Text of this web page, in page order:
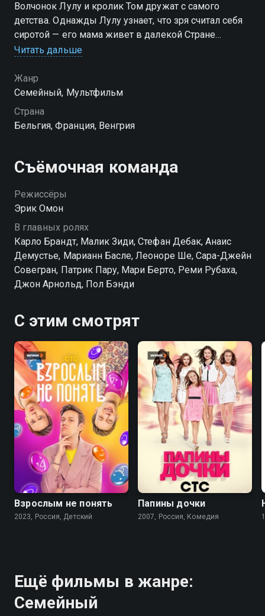
Волчонок Лулу и кролик Том дружат с самого
детства. Однажды Лулу узнает, что зря считал себя
сиротой — его мама живет в далекой Стране
волков. Друзья отправляются в путь, где их ждет
дружбу, несмотря на трудности, найти маму Лулу и
приоткрыть завесу тайны его рождения?
Читать дальше
Жанр
Семейный, Мультфильм
Страна
Бельгия, Франция, Венгрия
Съёмочная команда
Режиссёры
Эрик Омон
В главных ролях
Карло Брандт, Малик Зиди, Стефан Дебак, Анаис
Демустье, Марианн Басле, Леоноре Ше, Сара-Джейн
Совегран, Патрик Пару, Мари Берто, Реми Рубаха,
Джон Арнольд, Пол Бэнди
С этим смотрят
8.1
Взрослым не понять
2023, Россия, Детский
5.9 4.9
Папины дочки
2007, Россия, Комедия
Ещё фильмы в жанре:
Семейный